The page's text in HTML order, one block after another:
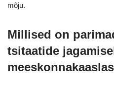
mõju.
Millised on
tsitaatide